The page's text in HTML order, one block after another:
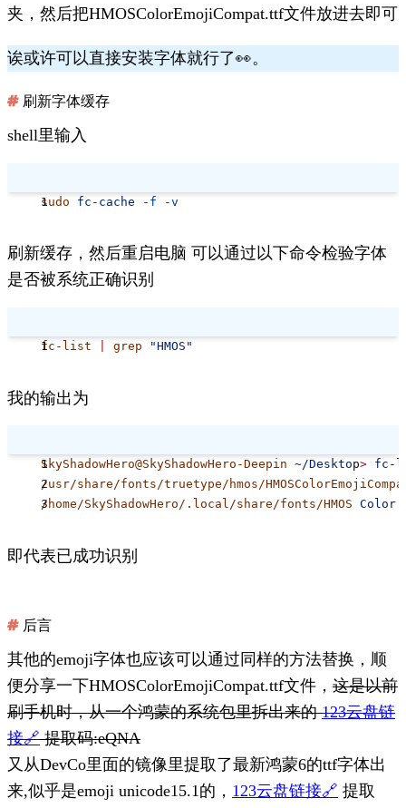
        </
prefer>
    <
alias binding="strong">
        <
        <
            <
        <
test name ="family" compare="eq">
            <
string
        </
test >
        </
edit
    <
match
        </
test>
        <
edit name = "family" mode="prepend">
            <
string> HMOS Color Emoji </string >
    </
match >
            <
        </
test >
        <
edit name = "family" mode ="prepend">
            <
string>HMOS Color Emoji</string>
        </
edit>
    </
match>
</fontconfig
夹，然后把HMOSColorEmojiCompat.ttf文件放进去即可
诶或许可以直接安装字体就行了👀。
刷新字体缓存
shell里输入
sudo fc-cache -f -v
刷新缓存，然后重启电脑 可以通过以下命令检验字体
是否被系统正确识别
fc-list grep "HMOS"
我的输出为
SkyShadowHero@SkyShadowHero-Deepin ~/Desktop> fc-
/usr/share/fonts/truetype/hmos/
/home/SkyShadowHero/.local/share/fonts/HMOS Color
即代表已成功识别
后言
其他的emoji字体也应该可以通过同样的方法替换，顺
便分享一下HMOSColorEmojiCompat.ttf文件， 这是以前
刷手机时，从一个鸿蒙的系统包里拆出来的123云盘链
接🔗提取码:eQNA
又从DevCo里面的镜像里提取了最新鸿蒙6的ttf字体出
来,似乎是emoji unicode15.1的， 123云盘链接🔗 提取